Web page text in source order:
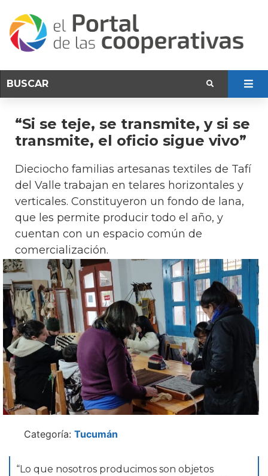
“Si se teje, se transmite, y si se
transmite, el oficio sigue vivo”
Dieciocho familias artesanas textiles de Tafí
del Valle trabajan en telares horizontales y
verticales. Constituyeron un fondo de lana,
que les permite producir todo el año, y
cuentan con un espacio común de
comercialización.
Categoría: Tucumán
“Lo que nosotros producimos son objetos